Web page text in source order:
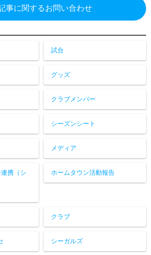
ラブ
ガルズ
プ
事に関するお問い合わせ
試合
グッズ
クラブメンバー
シーズンシート
メディア
携（シ ホームタウン活動報告
クラブ
シーガルズ